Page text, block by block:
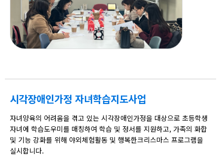
시각장애인가정 자녀학습지도사업
자녀양육의 어려움을 겪고 있는 시각장애인가정을 대상으로 초등학생
자녀에 학습도우미를 매칭하여 학습 및 정서를 지원하고, 가족의 화합
및 기능 강화를 위해 야외체험활동 및 행복한크리스마스 프로그램을
실시합니다.